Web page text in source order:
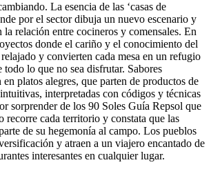
La esencia de las ‘casas de
por el sector dibuja un nuevo escenario y
relación entre cocineros y comensales. En
donde el cariño y el conocimiento del
y convierten cada mesa en un refugio
todo lo que no sea disfrutar. Sabores
platos alegres, que parten de productos de
interpretadas con códigos y técnicas
sorprender de los 90 Soles Guía Repsol que
recorre cada territorio y constata que las
de su hegemonía al campo. Los pueblos
y atraen a un viajero encantado de
interesantes en cualquier lugar.